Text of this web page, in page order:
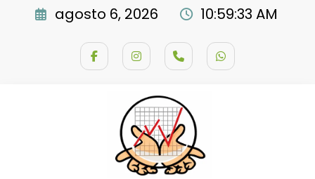
agosto 6, 2026 10:59:34 AM